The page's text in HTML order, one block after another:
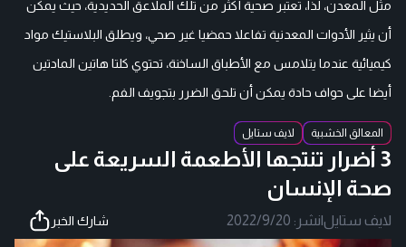
مثل المعدن، لذا، تعتبر صحية أكثر من تلك الملاعق الحديدية، حيث يمكن
أن يثير الأدوات المعدنية تفاعلا حمضيا غير صحي، ويطلق البلاستيك مواد
كيميائية عندما يتلامس مع الأطباق الساخنة، تحتوي كلتا هاتين المادتين
أيضا على حواف حادة يمكن أن تلحق الضرر بتجويف الفم.
المعالق الخشبية لايف ستايل
3 أضرار تنتجها الأطعمة السريعة على
صحة الإنسان
لايف ستايل|نشر: 2022/9/20 شارك الخبر